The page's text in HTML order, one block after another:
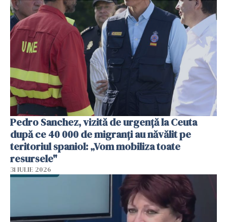
Pedro Sanchez, vizită de urgență la Ceuta
după ce 40 000 de migranți au năvălit pe
teritoriul spaniol: „Vom mobiliza toate
resursele"
31 IULIE 2026